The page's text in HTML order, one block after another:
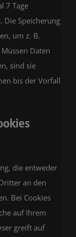
7 Tage
Die Speicherung
um z. B.
Daten
sind sie
bis der Vorfall
die entweder
an den
Bei Cookies
auf Ihrem
greift auf